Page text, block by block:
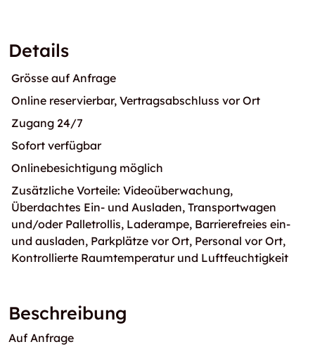
Details
Grösse auf Anfrage
Online reservierbar, Vertragsabschluss vor Ort
Zugang 24/7
Sofort verfügbar
Onlinebesichtigung möglich
Zusätzliche Vorteile: Videoüberwachung,
Überdachtes Ein- und Ausladen, Transportwagen
und/oder Palletrollis, Laderampe, Barrierefreies ein-
und ausladen, Parkplätze vor Ort, Personal vor Ort,
Kontrollierte Raumtemperatur und Luftfeuchtigkeit
Beschreibung
Auf Anfrage